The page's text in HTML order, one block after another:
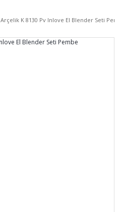
Arçelik K 8130 Pv Inlove El Blender Seti